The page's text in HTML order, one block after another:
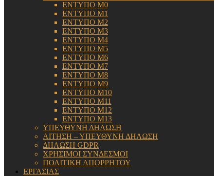
ΕΝΤΥΠΟ Μ0
ΕΝΤΥΠΟ Μ1
ΕΝΤΥΠΟ Μ2
ΕΝΤΥΠΟ Μ3
ΕΝΤΥΠΟ Μ4
ΕΝΤΥΠΟ Μ5
ΕΝΤΥΠΟ Μ6
ΕΝΤΥΠΟ Μ7
ΕΝΤΥΠΟ Μ8
ΕΝΤΥΠΟ Μ9
ΕΝΤΥΠΟ Μ10
ΕΝΤΥΠΟ Μ11
ΕΝΤΥΠΟ Μ12
ΕΝΤΥΠΟ Μ13
ΥΠΕΥΘΥΝΗ ΔΗΛΩΣΗ
ΑΙΤΗΣΗ – ΥΠΕΥΘΥΝΗ ΔΗΛΩΣΗ
ΔΗΛΩΣΗ GDPR
ΧΡΗΣΙΜΟΙ ΣΥΝΔΕΣΜΟΙ
ΠΟΛΙΤΙΚΗ ΑΠΟΡΡΗΤΟΥ
ΕΡΓΑΣΙΑΣ